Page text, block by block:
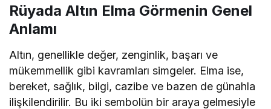
Rüyada Altın Elma Görmenin Genel
Anlamı
Altın, genellikle değer, zenginlik, başarı ve
mükemmellik gibi kavramları simgeler. Elma ise,
bereket, sağlık, bilgi, cazibe ve bazen de günahla
ilişkilendirilir. Bu iki sembolün bir araya gelmesiyle